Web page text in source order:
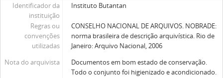
Identificador da
instituição
Instituto Butantan
Regras ou
convenções
utilizadas
CONSELHO NACIONAL DE ARQUIVOS. NOBRADE:
norma brasileira de descrição arquivística. Rio de
Janeiro: Arquivo Nacional, 2006
Nota do arquivista
Documentos em bom estado de conservação.
Todo o conjunto foi higienizado e acondicionado.